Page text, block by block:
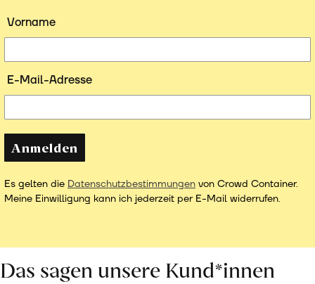
Vorname
E-Mail-Adresse
Anmelden
Es gelten die Datenschutzbestimmungen von Crowd Container.
Meine Einwilligung kann ich jederzeit per E-Mail widerrufen.
Das sagen unsere Kund*innen